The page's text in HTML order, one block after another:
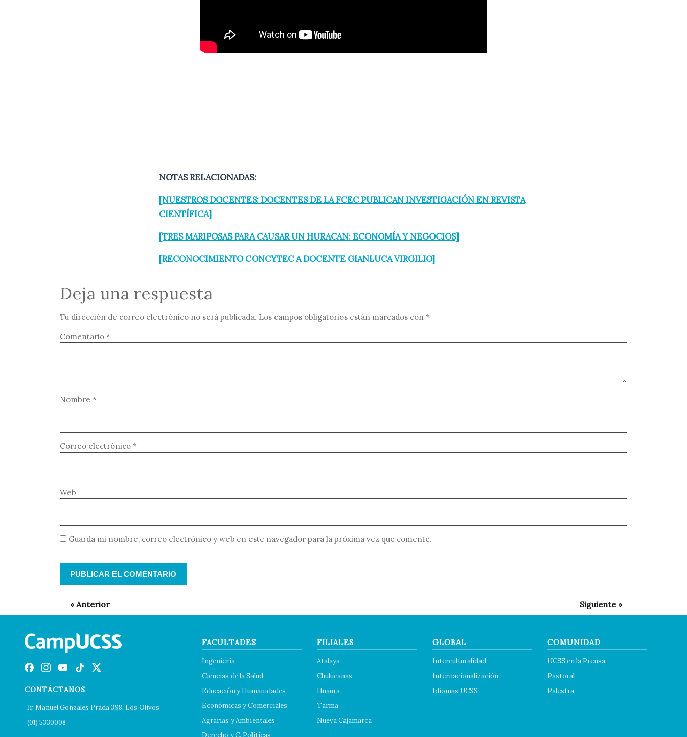
NOTAS RELACIONADAS:
[NUESTROS DOCENTES: DOCENTES DE LA FCEC PUBLICAN INVESTIGACIÓN EN REVISTA
CIENTÍFICA]
[TRES MARIPOSAS PARA CAUSAR UN HURACAN: ECONOMÍA Y NEGOCIOS]
[RECONOCIMIENTO CONCYTEC A DOCENTE GIANLUCA VIRGILIO]
Deja una respuesta
Tu dirección de correo electrónico no será publicada. Los campos obligatorios están marcados con *
Comentario *
Nombre *
Correo electrónico *
Web
Guarda mi nombre, correo electrónico y web en este navegador para la próxima vez que comente.
CONTÁCTANOS
Jr. Manuel Gonzales Prada 398, Los Olivos
(01) 5330008
FACULTADES
Ingeniería
Ciencias de la Salud
Educación y Humanidades
Económicas y Comerciales
Agrarias y Ambientales
Derecho y C. Políticas
FILIALES
Atalaya
Chulucanas
Huaura
Tarma
Nueva Cajamarca
GLOBAL
Interculturalidad
Internacionalización
Idiomas UCSS
COMUNIDAD
UCSS en la Prensa
Pastoral
Palestra